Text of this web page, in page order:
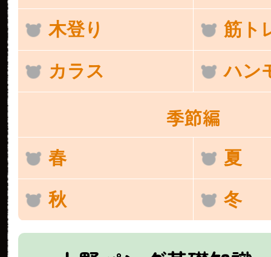
木登り 筋ト
カラス ハン
季節編
春 夏
秋 冬